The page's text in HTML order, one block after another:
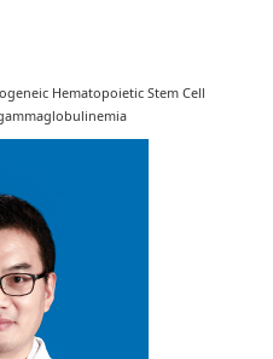
Hematopoietic Stem Cell